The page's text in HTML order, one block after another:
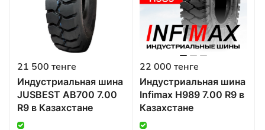
21 500 тенге
Индустриальная шина
JUSBEST AB700 7.00
R9 в Казахстане
22 000 тенге
Индустриальная шина
Infimax H989 7.00 R9 в
Казахстане